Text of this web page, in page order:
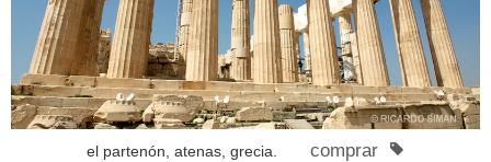
el partenón, atenas, grecia. comprar